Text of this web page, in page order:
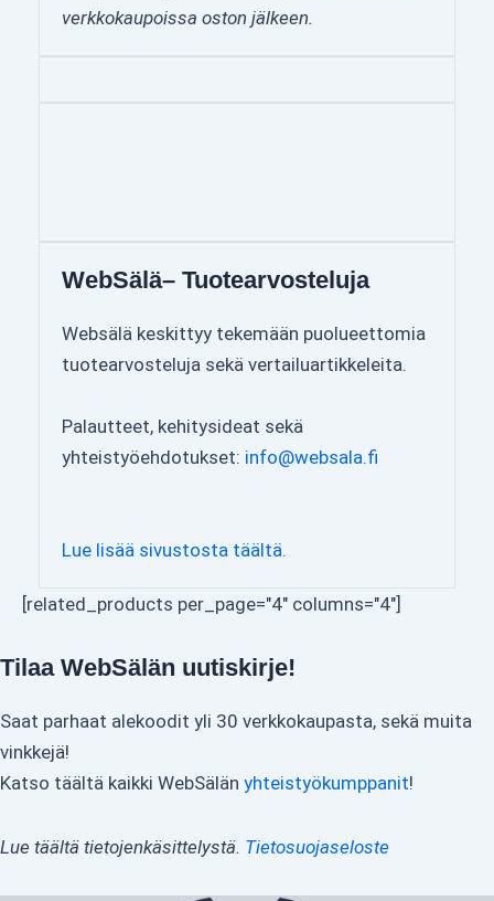
verkkokaupoissa oston jälkeen.
WebSälä– Tuotearvosteluja
Websälä keskittyy tekemään puolueettomia
tuotearvosteluja sekä vertailuartikkeleita.
Palautteet, kehitysideat sekä
yhteistyöehdotukset: info@websala.fi
Lue lisää sivustosta täältä.
[related_products per_page="4" columns="4"]
Tilaa WebSälän uutiskirje!
Saat parhaat alekoodit yli 30 verkkokaupasta, sekä muita
vinkkejä!
Katso täältä kaikki WebSälän yhteistyökumppanit!
Lue täältä tietojenkäsittelystä. Tietosuojaseloste